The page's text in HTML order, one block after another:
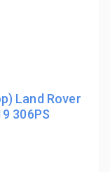
Land Rover
306PS